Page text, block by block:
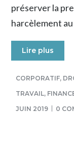
préserver la
harcèlement
Lire plus
CORPORATIF,
TRAVAIL,
JUIN 2019
0